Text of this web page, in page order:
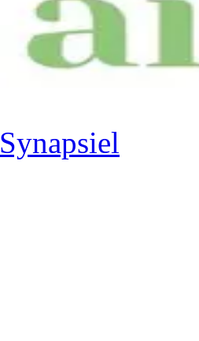
Synapsiel